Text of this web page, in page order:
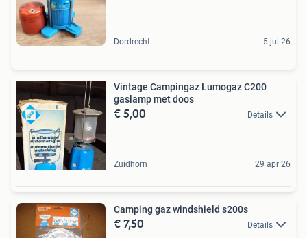
Dordrecht 5 jul 26
Vintage Campingaz Lumogaz C200
gaslamp met doos
€ 5,00 Details
Zuidhorn 29 apr 26
Camping gaz windshield s200s
€ 7,50 Details